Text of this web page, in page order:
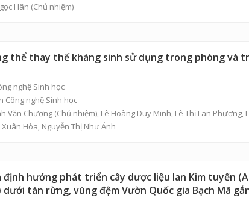
Hân (Chủ nhiệm)
thể thay thế kháng sinh sử dụng trong phòng và
nghệ Sinh học
Công nghệ Sinh học
Văn Chương (Chủ nhiệm), Lê Hoàng Duy Minh, Lê Thị Lan Phương,
Hòa, Nguyễn Thị Như Ánh
định hướng phát triển cây dược liệu lan Kim tuyến
tán rừng, vùng đệm Vườn Quốc gia Bạch Mã